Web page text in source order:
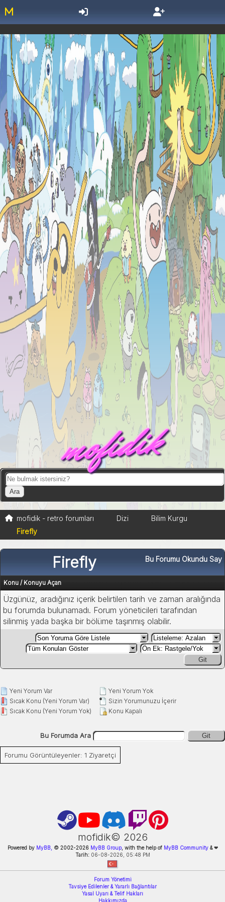
mofidik
mofidik - retro forumları Dizi
Bilim Kurgu
Firefly
Bu Forumu Okundu Say
Firefly
Konu / Konuyu Açan
Üzgünüz, aradığınız içerik belirtilen tarih ve zaman aralığında
bu forumda bulunamadı. Forum yöneticileri tarafından
silinmiş yada başka bir bölüme taşınmış olabilir.
Git
Yeni Yorum Var
Sıcak Konu (Yeni Yorum Var)
Sıcak Konu (Yeni Yorum Yok)
Yeni Yorum Yok
Sizin Yorumunuzu İçerir
Konu Kapalı
Bu Forumda Ara Git
Forumu Görüntüleyenler: 1 Ziyaretçi
mofidik© 2026
Powered by MyBB, © 2002-2026MyBB Group, with the help of MyBB Community&❤
Tarih:06-08-2026, 05:48 PM
Forum Yönetimi
Tavsiye Edilenler & Yararlı Bağlantılar
Yasal Uyarı & Telif Hakları
Hakkımızda